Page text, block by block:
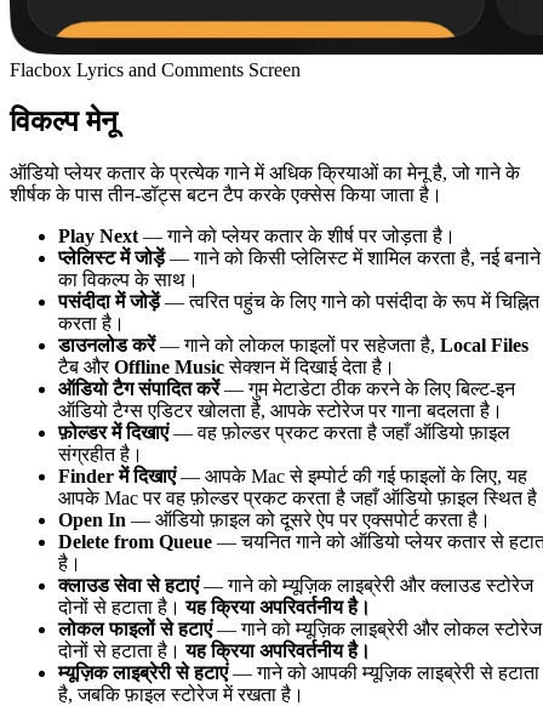
Flacbox Lyrics and Comments Screen
विकल्प मेनू
ऑडियो प्लेयर कतार के प्रत्येक गाने में अधिक क्रियाओं का मेनू है, जो गाने के
शीर्षक के पास तीन-डॉट्स बटन टैप करके एक्सेस किया जाता है।
Play Next — गाने को प्लेयर कतार के शीर्ष पर जोड़ता है।
प्लेलिस्ट में जोड़ें— गाने को किसी प्लेलिस्ट में शामिल करता है, नई बनाने
का विकल्प के साथ।
पसंदीदा में जोड़ें— त्वरित पहुंच के लिए गाने को पसंदीदा के रूप में चिह्नित
करता है।
डाउनलोड करें— गाने को लोकल फाइलों पर सहेजता है, Local Files
टैब औरOffline Musicसेक्शन में दिखाई देता है।
ऑडियो टैग संपादित करें— गुम मेटाडेटा ठीक करने के लिए बिल्ट-इन
ऑडियो टैग्स एडिटर खोलता है, आपके स्टोरेज पर गाना बदलता है।
फ़ोल्डर में दिखाएं— वह फ़ोल्डर प्रकट करता है जहाँ ऑडियो फ़ाइल
संग्रहीत है।
Finder में दिखाएं— आपके Mac से इम्पोर्ट की गई फाइलों के लिए, यह
आपके Mac पर वह फ़ोल्डर प्रकट करता है जहाँ ऑडियो फ़ाइल स्थित
Open In — ऑडियो फ़ाइल को दूसरे ऐप पर एक्सपोर्ट करता है।
Delete from Queue — चयनित गाने को ऑडियो प्लेयर कतार से
है।
क्लाउड सेवा से हटाएं— गाने को म्यूज़िक लाइब्रेरी और क्लाउड स्टोरेज
दोनों से हटाता है।यह क्रिया अपरिवर्तनीय है।
लोकल फाइलों से हटाएं— गाने को म्यूज़िक लाइब्रेरी और लोकल स्टोरेज
दोनों से हटाता है।यह क्रिया अपरिवर्तनीय है।
म्यूज़िक लाइब्रेरी से हटाएं— गाने को आपकी म्यूज़िक लाइब्रेरी से हटाता
है, जबकि फ़ाइल स्टोरेज में रखता है।